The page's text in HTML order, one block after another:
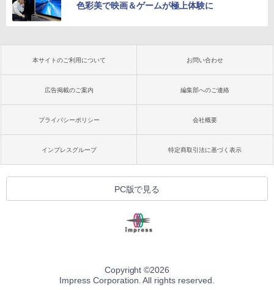
色彩美で映画＆ゲームが極上体験に
本サイトのご利用について お問い合わせ
広告掲載のご案内 編集部へのご連絡
プライバシーポリシー 会社概要
インプレスグループ 特定商取引法に基づく表示
PC版で見る
Copyright ©2026
Impress Corporation. All rights reserved.